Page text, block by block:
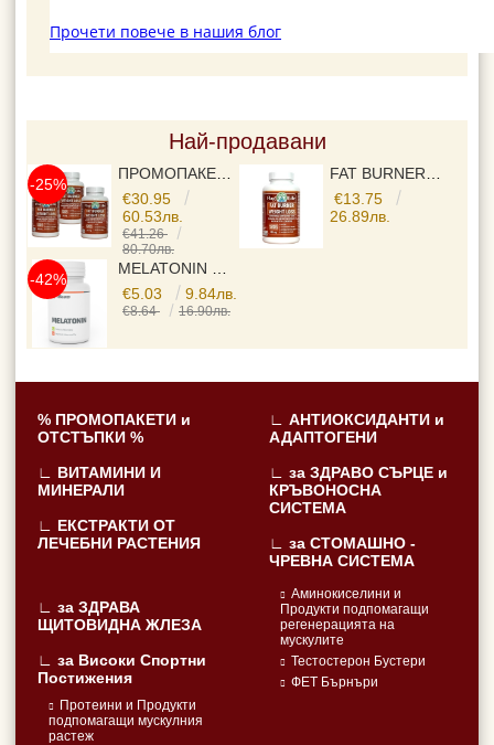
Прочети повече в нашия блог
Най-продавани
-25%
€30.95
60.53лв.
€41.26
80.70лв.
€13.75
26.89лв.
-42%
€5.03
9.84лв.
€8.64 16.90лв.
% ПРОМОПАКЕТИ и
ОТСТЪПКИ %
∟ ВИТАМИНИ И
МИНЕРАЛИ
∟ ЕКСТРАКТИ ОТ
ЛЕЧЕБНИ РАСТЕНИЯ
∟ АНТИОКСИДАНТИ и
АДАПТОГЕНИ
∟ за ЗДРАВО СЪРЦЕ и
КРЪВОНОСНА
СИСТЕМА
∟ за СТОМАШНО -
ЧРЕВНА СИСТЕМА
∟ за ЗДРАВА
ЩИТОВИДНА ЖЛЕЗА
∟ за Високи Спортни
Постижения
Протеини и Продукти
подпомагащи мускулния
растеж
Аминокиселини и
Продукти подпомагащи
регенерацията на
мускулите
Тестостерон Бустери
ФЕТ Бърнъри